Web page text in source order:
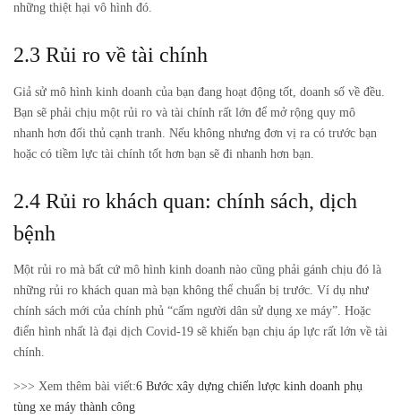
những thiệt hại vô hình đó.
2.3 Rủi ro về tài chính
Giả sử mô hình kinh doanh của bạn đang hoạt động tốt, doanh số về đều.
Bạn sẽ phải chịu một rủi ro và tài chính rất lớn để mở rộng quy mô
nhanh hơn đối thủ cạnh tranh. Nếu không nhưng đơn vị ra có trước bạn
hoặc có tiềm lực tài chính tốt hơn bạn sẽ đi nhanh hơn bạn.
2.4 Rủi ro khách quan: chính sách, dịch
bệnh
Một rủi ro mà bất cứ mô hình kinh doanh nào cũng phải gánh chịu đó là
những rủi ro khách quan mà bạn không thể chuẩn bị trước. Ví dụ như
chính sách mới của chính phủ “cấm người dân sử dụng xe máy”. Hoặc
điển hình nhất là đại dịch Covid-19 sẽ khiến bạn chịu áp lực rất lớn về tài
chính.
>>> Xem thêm bài viết:6 Bước xây dựng chiến lược kinh doanh phụ
tùng xe máy thành công